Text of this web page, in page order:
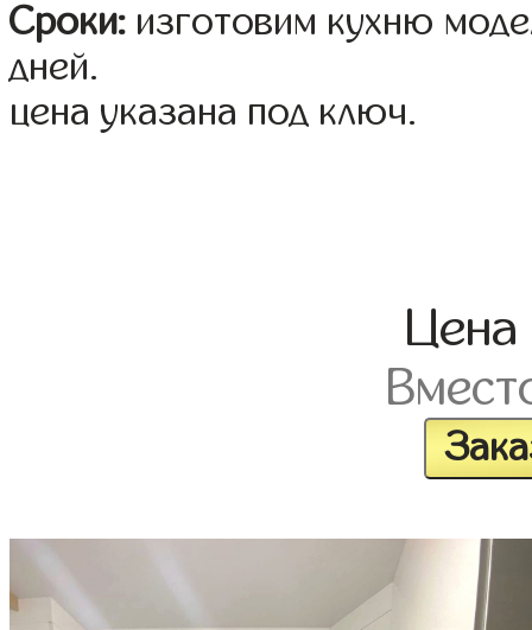
Сроки: изготовим кухню
дней.
цена указана под ключ.
Цена